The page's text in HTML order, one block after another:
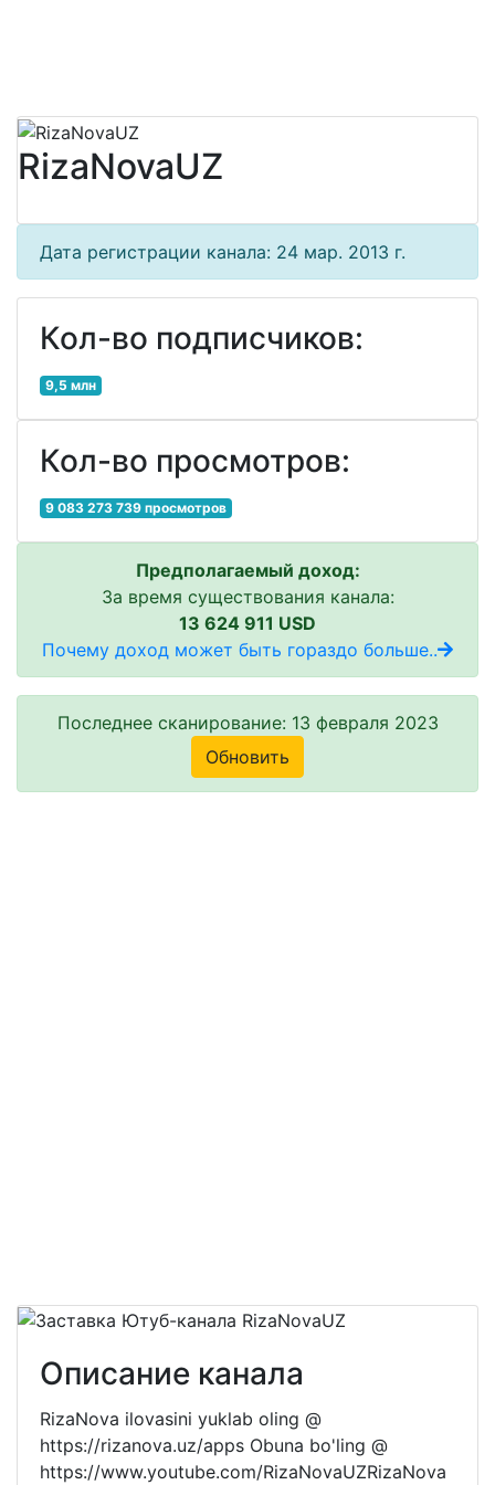
RizaNovaUZ
Дата регистрации канала: 24 мар. 2013 г.
Кол-во подписчиков:
9,5 млн
Кол-во просмотров:
9 083 273 739 просмотров
Предполагаемый доход:
За время существования канала:
13 624 911 USD
Почему доход может быть гораздо больше..
Последнее сканирование: 13 февраля 2023
Обновить
Описание канала
RizaNova ilovasini yuklab oling @
https://rizanova.uz/apps Obuna bo'ling @
https://www.youtube.com/RizaNovaUZ​​​ RizaNova